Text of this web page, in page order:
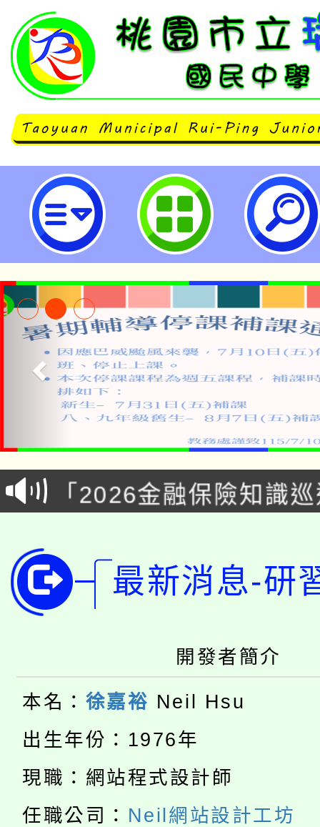
neilrpjhstyc網站設計者：徐嘉
公告本校115學年度第
代理(課)教師甄選結果
「2026金融保險知識
桃園市115學年度學生
生本土語及新住民語歌
公告本校115學年度第
代理(課)教師甄選結果(
公告本校115學年度第
《TA101》溝通分析基
程，歡迎學生輔導中心
心理、諮商輔導、社會
系所師生報名參加。
轉知苗栗縣政府辦理
縣市「校園短影音徵選
門員」簡章及活動海報
踴躍報名參加。
桃園市115學年度學生
要點
「桃園市補助參觀特色
展演活動實施計畫」
115年度「教育部表揚
義教育推展貢獻獎」
公告本校115學年度第
最新消息-研
開發者簡介
本名： 徐嘉裕 Neil Hsu
出生年份：1976年
現職：網站程式設計師
任職公司： Neil網站設計工坊